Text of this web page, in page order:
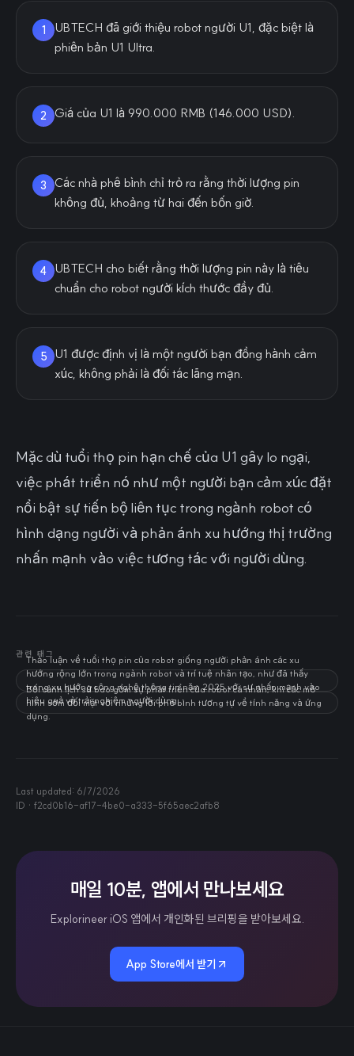
1
UBTECH đã giới thiệu robot người U1, đặc biệt là
phiên bản U1 Ultra.
2 Giá của U1 là 990.000 RMB (146.000 USD).
3
Các nhà phê bình chỉ trỏ ra rằng thời lượng pin
không đủ, khoảng từ hai đến bốn giờ.
4
UBTECH cho biết rằng thời lượng pin này là tiêu
chuẩn cho robot người kích thước đầy đủ.
5
U1 được định vị là một người bạn đồng hành cảm
xúc, không phải là đối tác lãng mạn.
Mặc dù tuổi thọ pin hạn chế của U1 gây lo ngại,
việc phát triển nó như một người bạn cảm xúc đặt
nổi bật sự tiến bộ liên tục trong ngành robot có
hình dạng người và phản ánh xu hướng thị trường
nhấn mạnh vào việc tương tác với người dùng.
관련 태그
Thảo luận về tuổi thọ pin của robot giống người phản ánh các xu
hướng rộng lớn trong ngành robot và trí tuệ nhân tạo, như đã thấy
trong xu hướng công nghệ thông tin năm 2025 với sự nhấn mạnh vào
hiệu quả và trải nghiệm người dùng.
Bối cảnh lịch sử bao gồm sự phát triển của robot cá nhân, khi các mô
hình sớm đối mặt với những lời phê bình tương tự về tính năng và ứng
dụng.
Last updated: 6/7/2026
ID · f2cd0b16-af17-4be0-a333-5f65aec2afb8
매일 10분, 앱에서 만나보세요
Explorineer iOS 앱에서 개인화된 브리핑을 받아보세요.
App Store에서 받기